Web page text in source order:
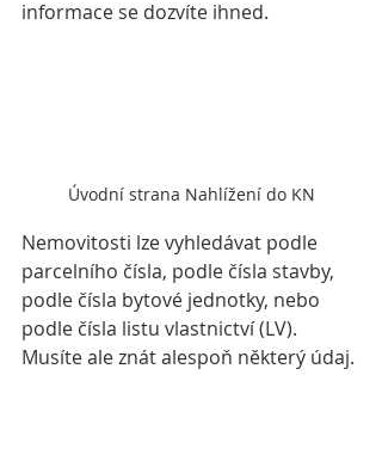
informace se dozvíte ihned.
Úvodní strana Nahlížení do KN
Nemovitosti lze vyhledávat podle
parcelního čísla, podle čísla stavby,
podle čísla bytové jednotky, nebo
podle čísla listu vlastnictví (LV).
Musíte ale znát alespoň některý údaj.